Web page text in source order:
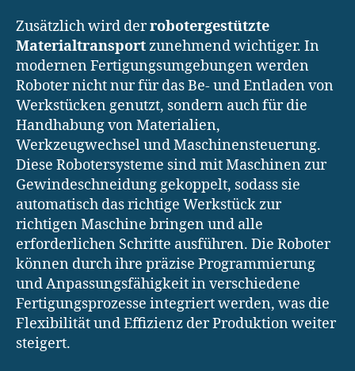
Zusätzlich wird derrobotergestützte
Materialtransportzunehmend wichtiger. In
modernen Fertigungsumgebungen werden
Roboter nicht nur für das Be- und Entladen von
Werkstücken genutzt, sondern auch für die
Handhabung von Materialien,
Werkzeugwechsel und Maschinensteuerung.
Diese Robotersysteme sind mit Maschinen zur
Gewindeschneidung gekoppelt, sodass sie
automatisch das richtige Werkstück zur
richtigen Maschine bringen und alle
erforderlichen Schritte ausführen. Die Roboter
können durch ihre präzise Programmierung
und Anpassungsfähigkeit in verschiedene
Fertigungsprozesse integriert werden, was die
Flexibilität und Effizienz der Produktion weiter
steigert.